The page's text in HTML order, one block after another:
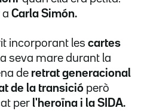
a Carla Simón.
incorporant les cartes
seva mare durant la
de retrat generacional
de la transició però
per l'heroïna i la SIDA.